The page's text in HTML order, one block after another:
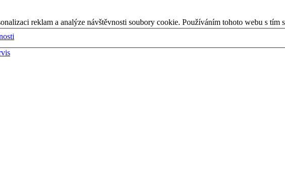
reklam a analýze návštěvnosti soubory cookie. Používáním tohoto webu s tím